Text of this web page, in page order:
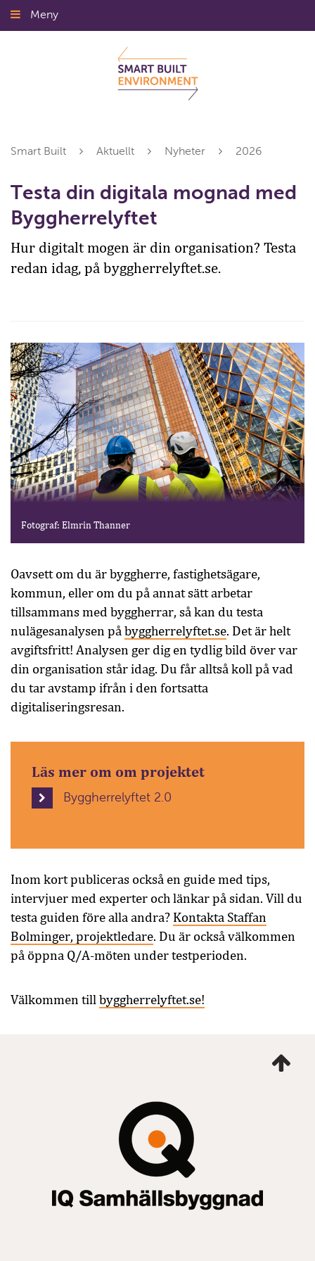
Gå
till
Meny
Smart Built Aktuellt Nyheter 2026
Testa din digitala mognad med
Byggherrelyftet
Hur digitalt mogen är din organisation? Testa
redan idag, på byggherrelyftet.se.
Fotograf: Elmrin Thanner
Oavsett om du är byggherre, fastighetsägare,
kommun, eller om du på annat sätt arbetar
tillsammans med byggherrar, så kan du testa
nulägesanalysen på byggherrelyftet.se. Det är helt
avgiftsfritt! Analysen ger dig en tydlig bild över var
din organisation står idag. Du får alltså koll på vad
du tar avstamp ifrån i den fortsatta
digitaliseringsresan.
Läs mer om om projektet
Byggherrelyftet 2.0
Inom kort publiceras också en guide med tips,
intervjuer med experter och länkar på sidan. Vill du
testa guiden före alla andra? Kontakta Staffan
Bolminger, projektledare. Du är också välkommen
på öppna Q/A-möten under testperioden.
Välkommen till byggherrelyftet.se!
mig